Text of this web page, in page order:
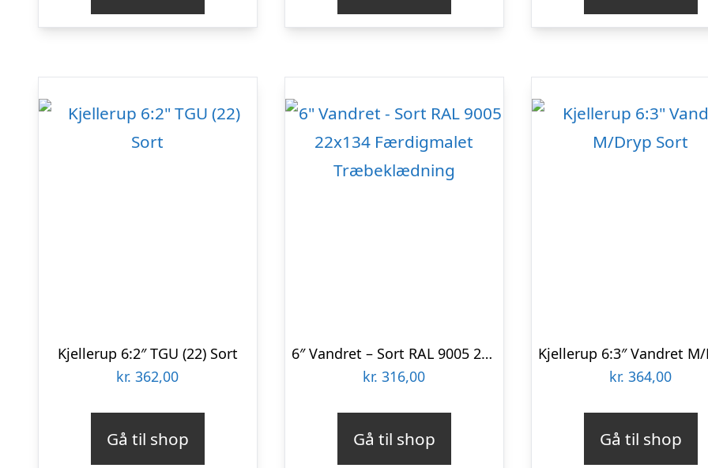
Kjellerup 6:2″ TGU (22) Sort
kr. 362,00
Gå til shop
6″ Vandret – Sort RAL 9005 22×134 Færdigmalet Træbeklædning
kr. 316,00
Gå til shop
kr. 364,00
Gå til shop